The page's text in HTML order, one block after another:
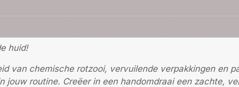
huid!
van chemische rotzooi, vervuilende verpakkingen en
jouw routine. Creëer in een handomdraai een zachte,